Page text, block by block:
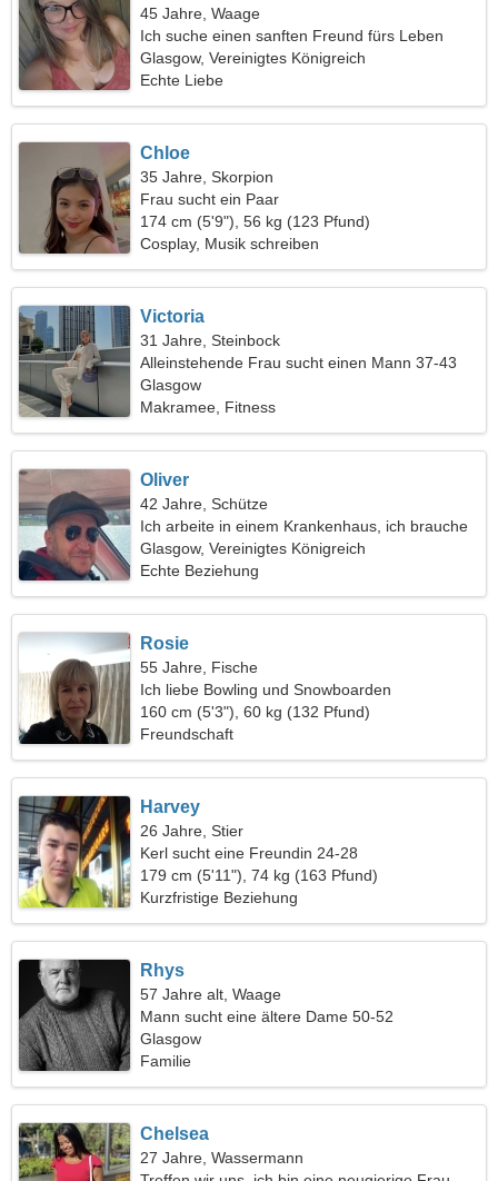
45 Jahre, Waage
Ich suche einen sanften Freund fürs Leben
Glasgow, Vereinigtes Königreich
Echte Liebe
Chloe
35 Jahre, Skorpion
Frau sucht ein Paar
174 cm (5'9"), 56 kg (123 Pfund)
Cosplay, Musik schreiben
Victoria
31 Jahre, Steinbock
Alleinstehende Frau sucht einen Mann 37-43
Glasgow
Makramee, Fitness
Oliver
42 Jahre, Schütze
Ich arbeite in einem Krankenhaus, ich brauche
eine heiße Frau
Glasgow, Vereinigtes Königreich
Echte Beziehung
Rosie
55 Jahre, Fische
Ich liebe Bowling und Snowboarden
160 cm (5'3"), 60 kg (132 Pfund)
Freundschaft
Harvey
26 Jahre, Stier
Kerl sucht eine Freundin 24-28
179 cm (5'11"), 74 kg (163 Pfund)
Kurzfristige Beziehung
Rhys
57 Jahre alt, Waage
Mann sucht eine ältere Dame 50-52
Glasgow
Familie
Chelsea
27 Jahre, Wassermann